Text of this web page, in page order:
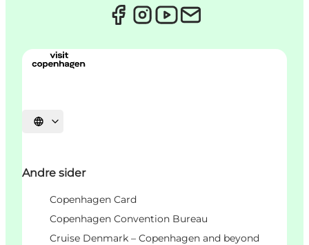
Select language
Andre sider
Copenhagen Card
Copenhagen Convention Bureau
Cruise Denmark – Copenhagen and beyond